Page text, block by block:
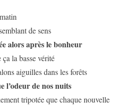
de sens
alors après le bonheur
la basse vérité
aiguilles dans les forêts
l’odeur de nos nuits
tripotée que chaque nouvelle